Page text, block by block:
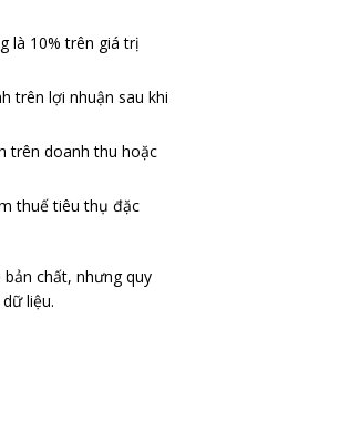
là 10% trên giá trị
trên lợi nhuận sau khi
trên doanh thu hoặc
thuế tiêu thụ đặc
chất, nhưng quy
liệu.